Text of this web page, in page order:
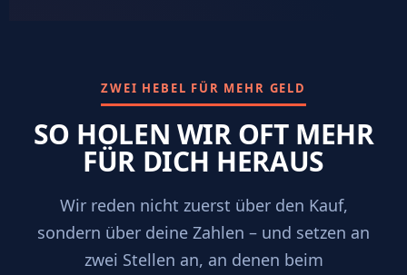
ZWEI HEBEL FÜR MEHR GELD
SO HOLEN WIR OFT MEHR
FÜR DICH HERAUS
Wir reden nicht zuerst über den Kauf,
sondern über deine Zahlen – und setzen an
zwei Stellen an, an denen beim